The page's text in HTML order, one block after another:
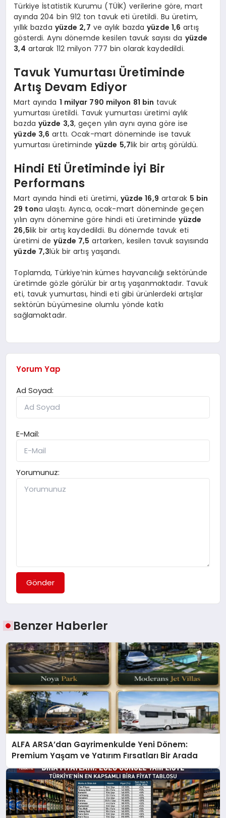
Türkiye İstatistik Kurumu (TÜİK) verilerine göre, mart
ayında 204 bin 912 ton tavuk eti üretildi. Bu üretim,
yıllık bazda yüzde 2,7 ve aylık bazdayüzde 1,6 artış
gösterdi. Aynı dönemde kesilen tavuk sayısı da yüzde
3,4 artarak 112 milyon 777 bin olarak kaydedildi.
Tavuk Yumurtası Üretiminde
Artış Devam Ediyor
Mart ayında 1 milyar 790 milyon 81 bin tavuk
yumurtası üretildi. Tavuk yumurtası üretimi aylık
bazda yüzde 3,3, geçen yılın aynı ayına göre ise
yüzde 3,6 arttı. Ocak-mart döneminde ise tavuk
yumurtası üretiminde yüzde 5,7lik bir artış görüldü.
Hindi Eti Üretiminde İyi Bir
Performans
Mart ayında hindi eti üretimi, yüzde 16,9 artarak 5 bin
29 tona ulaştı. Ayrıca, ocak-mart döneminde geçen
yılın aynı dönemine göre hindi eti üretimindeyüzde
26,5lik bir artış kaydedildi. Bu dönemde tavuk eti
üretimi deyüzde 7,5 artarken, kesilen tavuk sayısında
yüzde 7,3lük bir artış yaşandı.
Toplamda, Türkiye’nin kümes hayvancılığı sektöründe
üretimde gözle görülür bir artış yaşanmaktadır. Tavuk
eti, tavuk yumurtası, hindi eti gibi ürünlerdeki artışlar
sektörün büyümesine olumlu yönde katkı
sağlamaktadır.
Yorum Yap
Ad Soyad:
E-Mail:
Yorumunuz:
Gönder
Benzer Haberler
ALFA ARSA’dan Gayrimenkulde Yeni Dönem:
Premium Yaşam ve Yatırım Fırsatları Bir Arada